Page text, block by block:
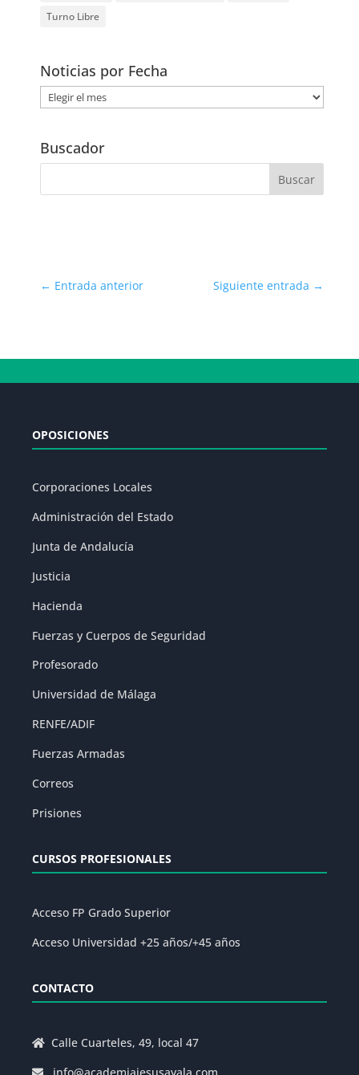
Turno Libre
Noticias por Fecha
Noticias
por
Buscador
← Entrada anterior Siguiente entrada →
OPOSICIONES
Corporaciones Locales
Administración del Estado
Junta de Andalucía
Justicia
Hacienda
Fuerzas y Cuerpos de Seguridad
Profesorado
Universidad de Málaga
RENFE/ADIF
Fuerzas Armadas
Correos
Prisiones
CURSOS PROFESIONALES
Acceso FP Grado Superior
Acceso Universidad +25 años/+45 años
CONTACTO
Calle Cuarteles, 49, local 47